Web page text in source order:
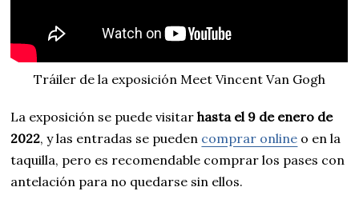
Tráiler de la exposición Meet Vincent Van Gogh
La exposición se puede visitarhasta el 9 de enero de
2022, y las entradas se pueden comprar online o en la
taquilla, pero es recomendable comprar los pases con
antelación para no quedarse sin ellos.